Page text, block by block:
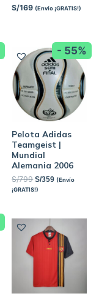
S/169 (Envío ¡GRATIS!)
- 55%
Pelota Adidas
Teamgeist |
Mundial
Alemania 2006
S/799 S/359 (Envío
¡GRATIS!)